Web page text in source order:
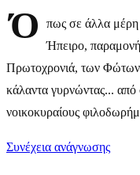
Ό
πως σε άλλα μέρη
Ήπειρο,
Πρωτοχρονιά, των Φώτων,
κάλαντα γυρνώντας... από
νοικοκυραίους
Συνέχεια ανάγνωσης